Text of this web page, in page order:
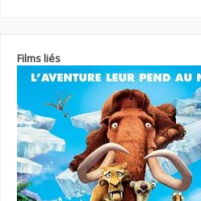
Films liés